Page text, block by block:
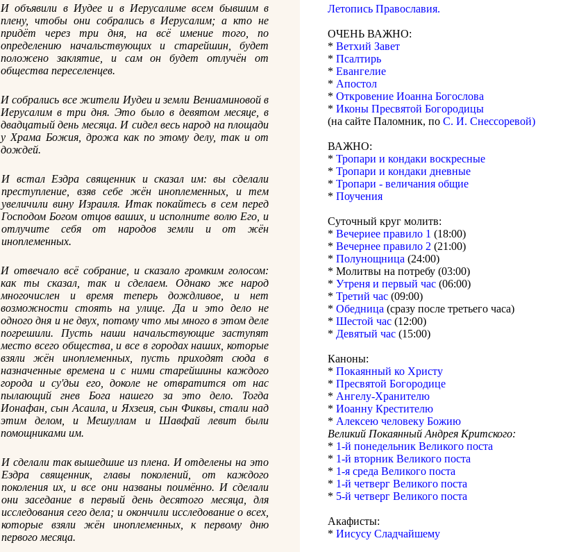
И объявили в Иудее и в Иерусалиме всем бывшим в
плену, чтобы они собрались в Иерусалим; а кто не
придёт через три дня, на всё имение того, по
определению начальствующих и старейшин, будет
положено заклятие, и сам он будет отлучён от
общества переселенцев.
И собрались все жители Иудеи и земли Вениаминовой в
Иерусалим в три дня. Это было в девятом месяце, в
двадцатый день месяца. И сидел весь народ на площади
у Храма Божия, дрожа как по этому делу, так и от
дождей.
И встал Ездра священник и сказал им: вы сделали
преступление, взяв себе жён иноплеменных, и тем
увеличили вину Израиля. Итак покайтесь в сем перед
Господом Богом отцов ваших, и исполните волю Его, и
отлучите себя от народов земли и от жён
иноплеменных.
И отвечало всё собрание, и сказало громким голосом:
как ты сказал, так и сделаем. Однако же народ
многочислен и время теперь дождливое, и нет
возможности стоять на улице. Да и это дело не
одного дня и не двух, потому что мы много в этом деле
погрешили. Пусть наши начальствующие заступят
место всего общества, и все в городах наших, которые
взяли жён иноплеменных, пусть приходят сюда в
назначенные времена и с ними старейшины каждого
города и су'дьи его, доколе не отвратится от нас
пылающий гнев Бога нашего за это дело. Тогда
Ионафан, сын Асаила, и Яхзеия, сын Фиквы, стали над
этим делом, и Мешуллам и Шавфай левит были
помощниками им.
И сделали так вышедшие из плена. И отделены на это
Ездра священник, главы поколений, от каждого
поколения их, и все они названы поимённо. И сделали
они заседание в первый день десятого месяца, для
исследования сего дела; и окончили исследование о всех,
которые взяли жён иноплеменных, к первому дню
первого месяца.
Летопись Православия.
ОЧЕНЬ ВАЖНО:
* Ветхий Завет
* Псалтирь
* Евангелие
* Апостол
* Откровение Иоанна Богослова
* Иконы Пресвятой Богородицы
(на сайте Паломник, по С. И. Снессоревой)
ВАЖНО:
* Тропари и кондаки воскресные
* Тропари и кондаки дневные
* Тропари - величания общие
* Поучения
Суточный круг молитв:
* Вечериее правило 1 (18:00)
* Вечернее правило 2 (21:00)
* Полунощница (24:00)
* Молитвы на потребу (03:00)
* Утреня и первый час (06:00)
* Третий час (09:00)
* Обедница (сразу после третьего часа)
* Шестой час (12:00)
* Девятый час (15:00)
Каноны:
* Покаянный ко Христу
* Пресвятой Богородице
* Ангелу-Хранителю
* Иоанну Крестителю
* Алексею человеку Божию
Великий Покаянный Андрея Критского:
* 1-й понедельник Великого поста
* 1-й вторник Великого поста
* 1-я среда Великого поста
* 1-й четверг Великого поста
* 5-й четверг Великого поста
Акафисты:
* Иисусу Сладчайшему